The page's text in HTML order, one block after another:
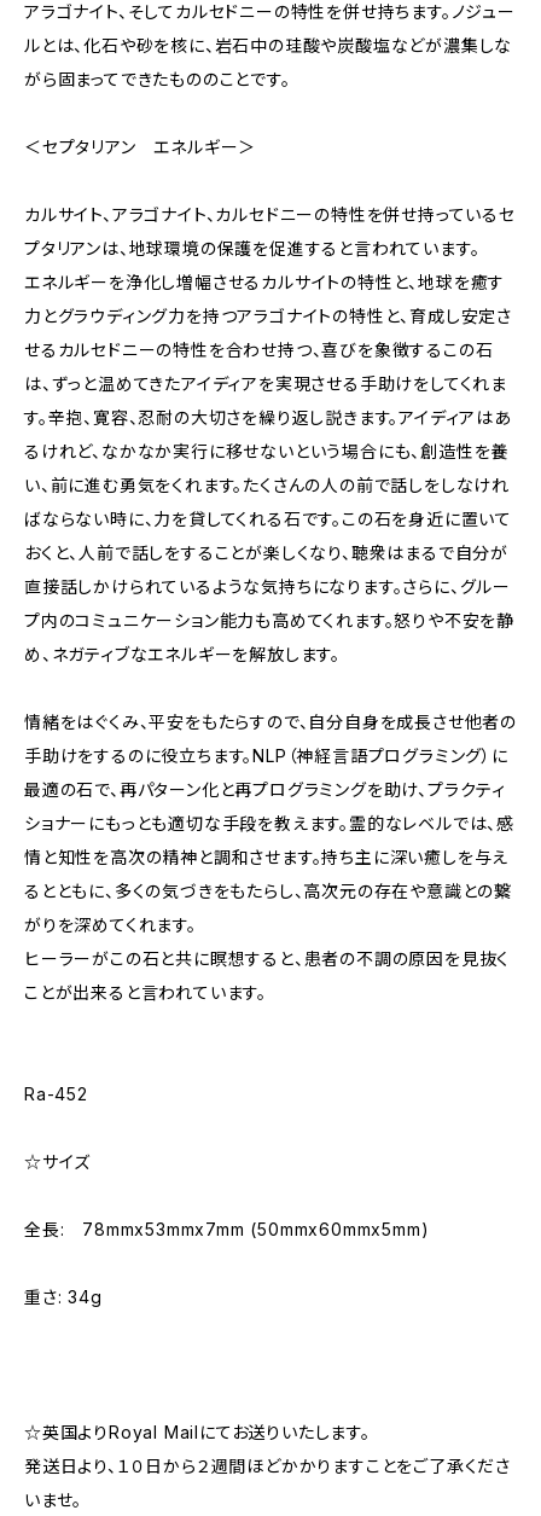
アラゴナイト、そしてカルセドニーの特性を併せ持ちます。ノジュー
ルとは、化石や砂を核に、岩石中の珪酸や炭酸塩などが濃集しな
がら固まってできたもののことです。
＜セプタリアン エネルギー＞
カルサイト、アラゴナイト、カルセドニーの特性を併せ持っているセ
プタリアンは、地球環境の保護を促進すると言われています。
エネルギーを浄化し増幅させるカルサイトの特性と、地球を癒す
力とグラウディング力を持つアラゴナイトの特性と、育成し安定さ
せるカルセドニーの特性を合わせ持つ、喜びを象徴するこの石
は、ずっと温めてきたアイディアを実現させる手助けをしてくれま
す。辛抱、寛容、忍耐の大切さを繰り返し説きます。アイディアはあ
るけれど、なかなか実行に移せないという場合にも、創造性を養
い、前に進む勇気をくれます。たくさんの人の前で話しをしなけれ
ばならない時に、力を貸してくれる石です。この石を身近に置いて
おくと、人前で話しをすることが楽しくなり、聴衆はまるで自分が
直接話しかけられているような気持ちになります。さらに、グルー
プ内のコミュニケーション能力も高めてくれます。怒りや不安を静
め、ネガティブなエネルギーを解放します。
情緒をはぐくみ、平安をもたらすので、自分自身を成長させ他者の
手助けをするのに役立ちます。NLP（神経言語プログラミング）に
最適の石で、再パターン化と再プログラミングを助け、プラクティ
ショナーにもっとも適切な手段を教えます。霊的なレベルでは、感
情と知性を高次の精神と調和させます。持ち主に深い癒しを与え
るとともに、多くの気づきをもたらし、高次元の存在や意識との繋
がりを深めてくれます。
ヒーラーがこの石と共に瞑想すると、患者の不調の原因を見抜く
ことが出来ると言われています。
Ra-452
☆サイズ
全長: 78mmx53mmx7mm (50mmx60mmx5mm)
重さ: 34g
☆英国よりRoyal Mailにてお送りいたします。
発送日より、１０日から２週間ほどかかりますことをご了承くださ
いませ。